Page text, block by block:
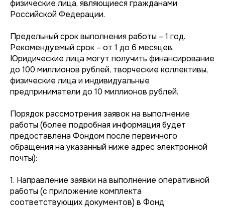
физические лица, являющиеся гражданами
Российской Федерации.
Предельный срок выполнения работы – 1 год.
Рекомендуемый срок – от 1 до 6 месяцев.
Юридические лица могут получить финансирование
до 100 миллионов рублей, творческие коллективы,
физические лица и индивидуальные
предприниматели до 10 миллионов рублей.
Порядок рассмотрения заявок на выполнение
работы (более подробная информация будет
предоставлена Фондом после первичного
обращения на указанный ниже адрес электронной
почты):
1. Направление заявки на выполнение оперативной
работы (с приложение комплекта
соответствующих документов) в Фонд